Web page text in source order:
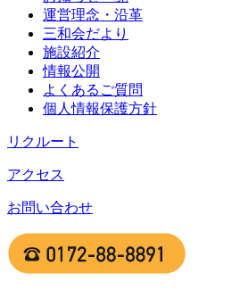
運営理念・沿革
三和会だより
施設紹介
情報公開
よくあるご質問
個人情報保護方針
リクルート
アクセス
お問い合わせ